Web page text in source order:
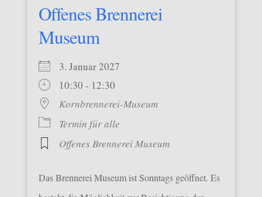
Offenes Brennerei
Museum
3. Januar 2027
10:30 - 12:30
Kornbrennerei-Museum
Termin für alle
Offenes Brennerei Museum
Das Brennerei Museum ist Sonntags geöffnet. Es